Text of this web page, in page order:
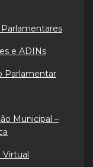
e ADINs
Parlamentar
Municipal –
Virtual